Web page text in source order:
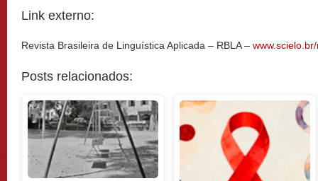
Link externo:
Revista Brasileira de Linguística Aplicada – RBLA –
Posts relacionados: